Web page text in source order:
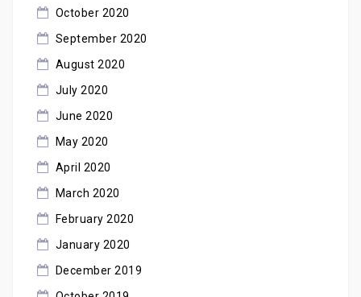
October 2020
September 2020
August 2020
July 2020
June 2020
May 2020
April 2020
March 2020
February 2020
January 2020
December 2019